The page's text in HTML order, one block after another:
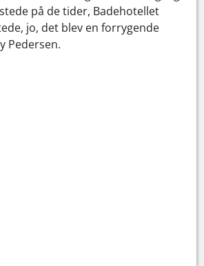
på de tider, Badehotellet
jo, det blev en forrygende
Pedersen.